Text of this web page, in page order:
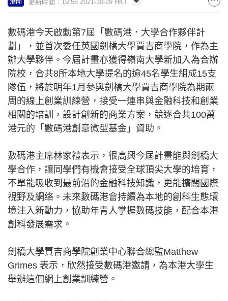
港聞 更新時間：19:56 2021-10-29 HKT
數碼港今天啟動第7屆「數碼港．大學合作夥伴計
劃」，並首次委任英國劍橋大學賈吉商學院，作為主
辦大學夥伴。今屆計畫亦獲得嶺南大學新加入為合辦
院校，合共8所本地大學提名的逾45名學生組成15支
隊伍，將於明年1月參與劍橋大學賈吉商學院為期兩
周的線上創業訓練營，接受一連串與金融科技和創業
相關的培訓，設計創新的商業方案，競逐合共100萬
港元的「數碼港創意微型基金」資助。
數碼港主席林家禮表示，很高興今屆計畫能與劍橋大
學合作，讓同學們有機會接受全球頂尖大學的培育，
不單能吸收到最前沿的金融科技知識，更能擴闊國際
視野及網络。未來數碼港會持續為本地的創科生態環
境注入新動力，協助年青人掌握數碼技能，配合本港
創科發展需求。
劍橋大學賈吉商學院創業中心聯合總監Matthew
Grimes 表示，欣然接受數碼港邀請，為本港大學生
舉辦這個網上創業訓練營。